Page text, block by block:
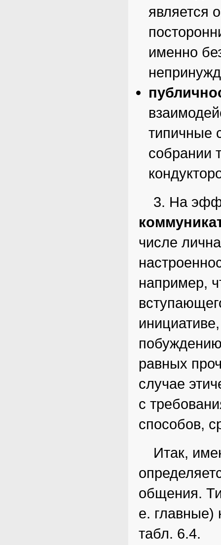
является
именно
типичные
собрании
3. На
числе
например,
равных
случае
с
способов,
Итак,
общения.
е. главные)
табл. 6.4.